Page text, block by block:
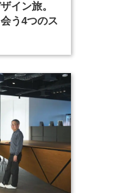
イン旅。
う4つのス